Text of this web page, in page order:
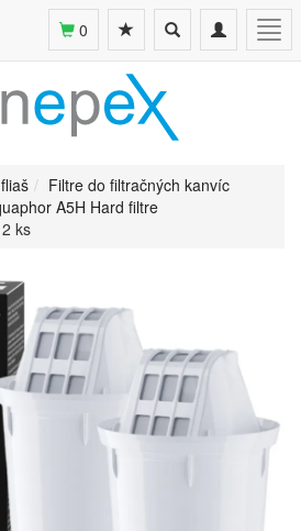
Toggle
navigation
Toggle
search
0
Filtre do filtračných kanvíc
A5H Hard filtre
ks